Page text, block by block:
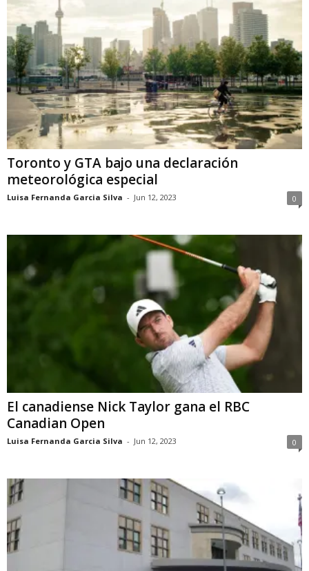
Toronto y GTA bajo una declaración
meteorológica especial
Luisa Fernanda Garcia Silva - Jun 12, 2023 0
El canadiense Nick Taylor gana el RBC
Canadian Open
Luisa Fernanda Garcia Silva - Jun 12, 2023 0